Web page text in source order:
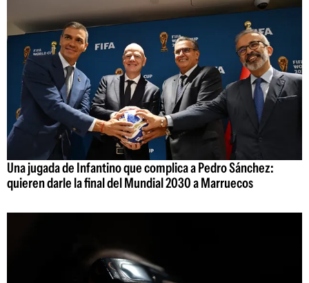
Una jugada de Infantino que complica a Pedro Sánchez:
quieren darle la final del Mundial 2030 a Marruecos